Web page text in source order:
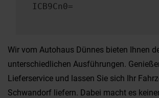
ICB9Cn0=
Wir vom Autohaus Dünnes bieten Ihnen
unterschiedlichen Ausführungen.
Lieferservice und lassen Sie sich Ihr
Schwandorf liefern. Dabei macht es